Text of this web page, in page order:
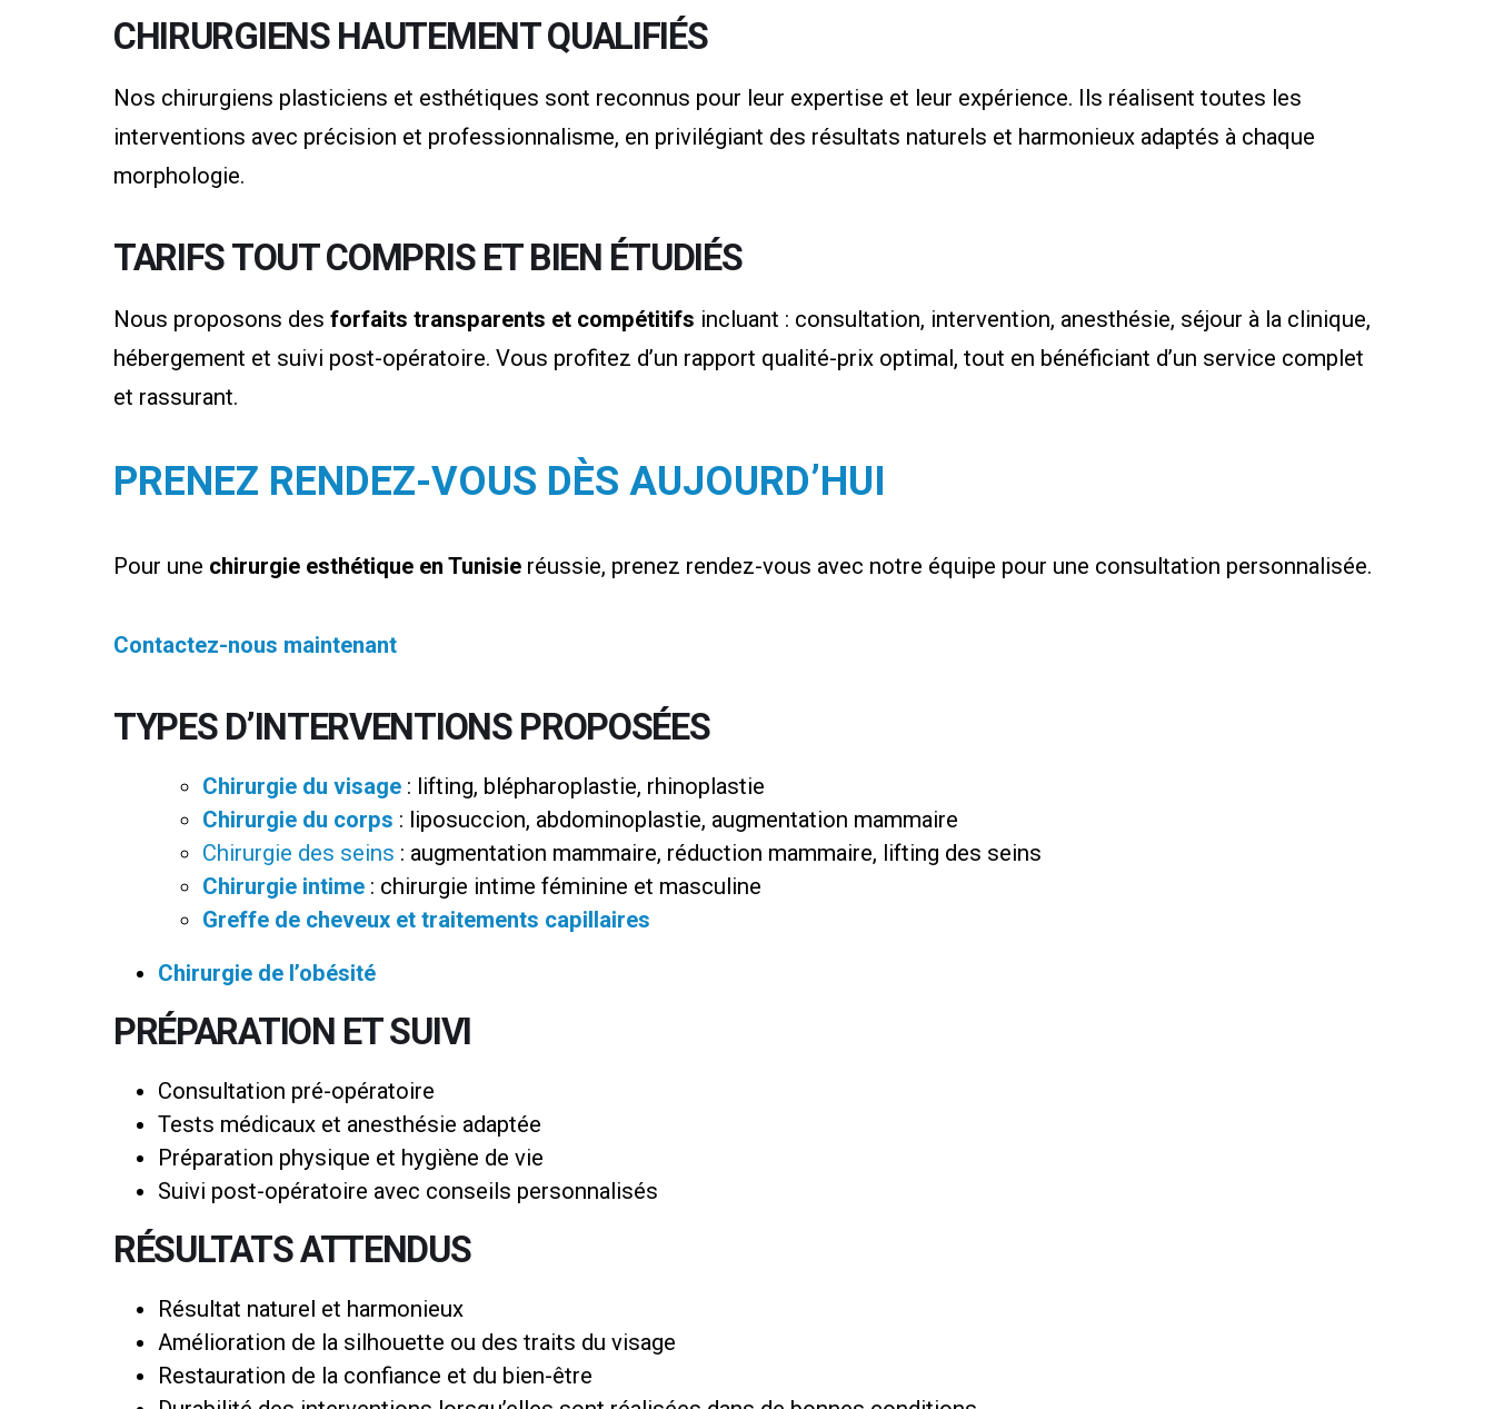
CHIRURGIENS HAUTEMENT QUALIFIÉS
Nos chirurgiens plasticiens et esthétiques sont reconnus pour leur expertise et leur expérience. Ils réalisent toutes les
interventions avec précision et professionnalisme, en privilégiant des résultats naturels et harmonieux adaptés à chaque
morphologie.
TARIFS TOUT COMPRIS ET BIEN ÉTUDIÉS
Nous proposons des forfaits transparents et compétitifs incluant : consultation, intervention, anesthésie, séjour à la clinique,
hébergement et suivi post-opératoire. Vous profitez d’un rapport qualité-prix optimal, tout en bénéficiant d’un service complet
et rassurant.
PRENEZ RENDEZ-VOUS DÈS AUJOURD’HUI
Pour une chirurgie esthétique en Tunisie réussie, prenez rendez-vous avec notre équipe pour une consultation personnalisée.
Contactez-nous maintenant
TYPES D’INTERVENTIONS PROPOSÉES
Chirurgie du visage : lifting, blépharoplastie, rhinoplastie
Chirurgie du corps : liposuccion, abdominoplastie, augmentation mammaire
Chirurgie des seins : augmentation mammaire, réduction mammaire, lifting des seins
Chirurgie intime : chirurgie intime féminine et masculine
Greffe de cheveux et traitements capillaires
Chirurgie de l’obésité
PRÉPARATION ET SUIVI
Consultation pré-opératoire
Tests médicaux et anesthésie adaptée
Préparation physique et hygiène de vie
Suivi post-opératoire avec conseils personnalisés
RÉSULTATS ATTENDUS
Résultat naturel et harmonieux
Amélioration de la silhouette ou des traits du visage
Restauration de la confiance et du bien-être